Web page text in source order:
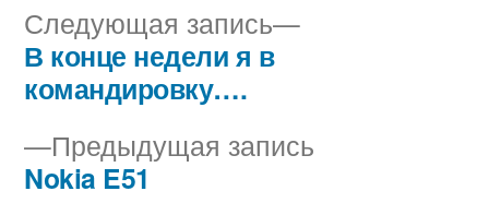
Навигация
записям
Предыдущая запись
Nokia E51
Следующая запись
Следующая
В конце недели я в
командировку….